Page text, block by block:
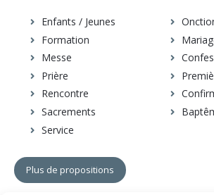
Enfants / Jeunes
Formation
Messe
Prière
Rencontre
Sacrements
Service
Plus de propositions